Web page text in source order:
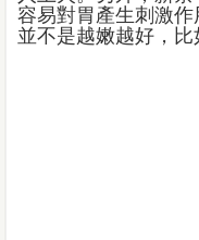
容易對胃產生刺激
並不是越嫩越好，比